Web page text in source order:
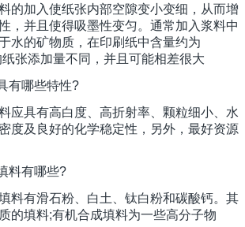
的加入使纸张内部空隙变小变细，从而增
，并且使得吸墨性变匀。通常加入浆料中
水的矿物质，在印刷纸中含量约为
张添加量不同，并且可能相差很大
有哪些特性?
应具有高白度、高折射率、颗粒细小、水
度及良好的化学稳定性，另外，最好资源
料有哪些?
料有滑石粉、白土、钛白粉和碳酸钙。其
的填料;有机合成填料为一些高分子物